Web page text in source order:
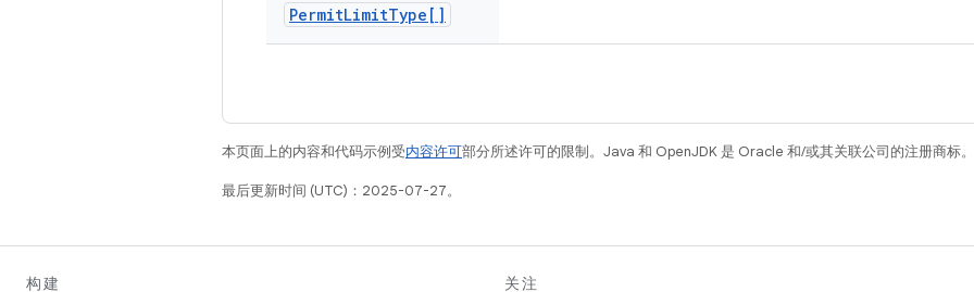
PermitLimitType[]
本页面上的内容和代码示例受内容许可部分所述许可的限制。Java 和 OpenJDK 是 Oracle 和/或其关联公司的注册商标。
最后更新时间 (UTC)：2025-07-27。
构建
关注